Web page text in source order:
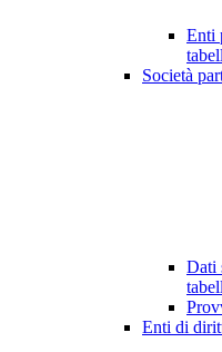
Enti
Società
Dati
Enti di